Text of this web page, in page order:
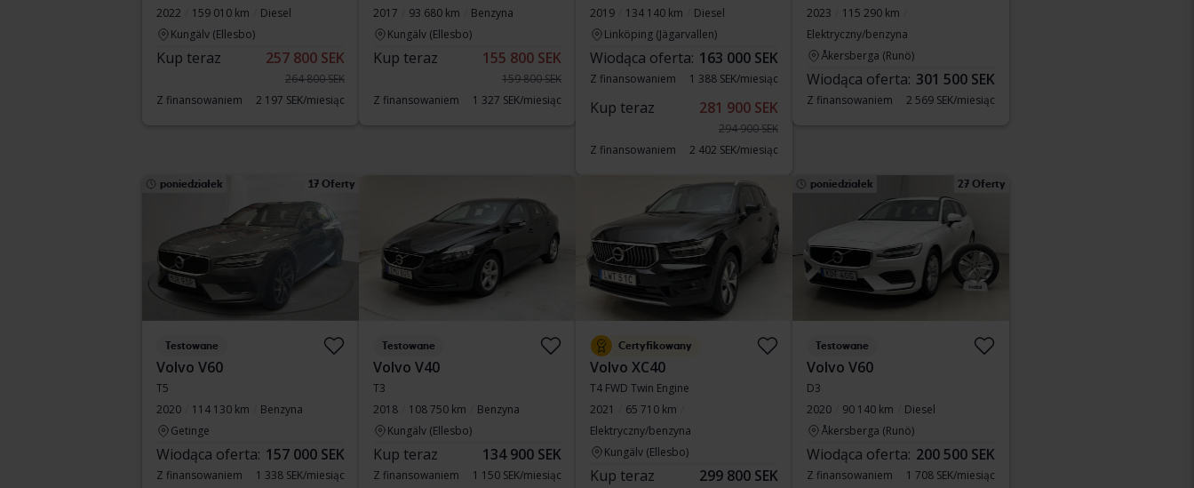
2022
159 010 km
Diesel
Kungälv (Ellesbo)
Kup teraz 257 800 SEK
264 800 SEK
Z finansowaniem
2 197 SEK/miesiąc
2017
93 680 km
Benzyna
Kungälv (Ellesbo)
Kup teraz 155 800 SEK
159 800 SEK
Z finansowaniem
1 327 SEK/miesiąc
2019
134 140 km
Diesel
Linköping (Jägarvallen)
Wiodąca oferta: 163 000 SEK
Z finansowaniem 1 388 SEK/miesiąc
Kup teraz 281 900 SEK
294 900 SEK
Z finansowaniem
2 402 SEK/miesiąc
2023
115 290 km
Elektryczny/benzyna
Åkersberga (Runö)
Wiodąca oferta: 301 500 SEK
Z finansowaniem 2 569 SEK/miesiąc
poniedziałek 17 Oferty
Testowane
Volvo V60
T5
2020
114 130 km
Benzyna
Getinge
Wiodąca oferta: 157 000 SEK
Z finansowaniem 1 338 SEK/miesiąc
Testowane
Volvo V40
T3
2018
108 750 km
Benzyna
Kungälv (Ellesbo)
Kup teraz 134 900 SEK
Z finansowaniem 1 150 SEK/miesiąc
Certyfikowany
Volvo XC40
T4 FWD Twin Engine
2021
65 710 km
Elektryczny/benzyna
Kungälv (Ellesbo)
Kup teraz 299 800 SEK
poniedziałek 27 Oferty
Testowane
Volvo V60
D3
2020
90 140 km
Diesel
Åkersberga (Runö)
Wiodąca oferta: 200 500 SEK
Z finansowaniem 1 708 SEK/miesiąc